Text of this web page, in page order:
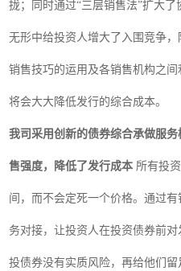
拢；同时通过“三层销售法”扩大了
无形中给投资人增大了入围竞争
销售技巧的运用及各销售机构之间
将会大大降低发行的综合成本。
我司采用创新的债券综合承做服
售强度，降低了发行成本 所有投
间，而不会定死一个价格。通过
务对接，让投资人在投资债券前
投债券没有实质风险，再给他们